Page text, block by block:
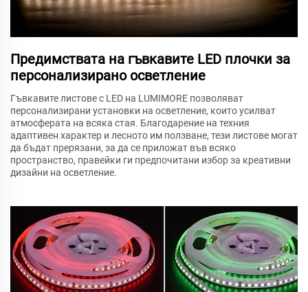
Предимствата на гъвкавите LED плочки за
персонализирано осветление
Гъвкавите листове с LED на LUMIMORE позволяват
персонализирани установки на осветление, които усилват
атмосферата на всяка стая. Благодарение на техния
адаптивен характер и лесното им ползване, тези листове могат
да бъдат прерязани, за да се приложат във всяко
пространство, правейки ги предпочитани избор за креативни
дизайни на осветление.